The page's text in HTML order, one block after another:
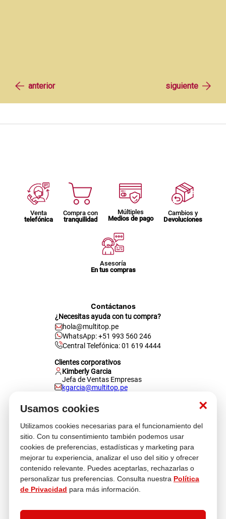
×
Usamos cookies
Utilizamos cookies necesarias para el funcionamiento del
sitio. Con tu consentimiento también podemos usar
cookies de preferencias, estadísticas y marketing para
mejorar tu experiencia, analizar el uso del sitio y ofrecer
contenido relevante. Puedes aceptarlas, rechazarlas o
personalizar tus preferencias. Consulta nuestra Política
de Privacidad para más información.
Venta
telefónica
Compra con
tranquilidad
Múltiples
Medios de pago
Cambios y
Devoluciones
Asesoría
En tus compras
Contáctanos
¿Necesitas ayuda con tu compra?
hola@multitop.pe
WhatsApp: +51 993 560 246
Central Telefónica: 01 619 4444
Clientes corporativos
Kimberly Garcia
Jefa de Ventas Empresas
kgarcia@multitop.pe
Tienda física
Av. Iquitos 670 - 699, La Victoria
L-S: 8:00 a.m. - 6:30 p.m.
Feriados: 9:00 a.m. - 5:00 p.m.
Atención al cliente